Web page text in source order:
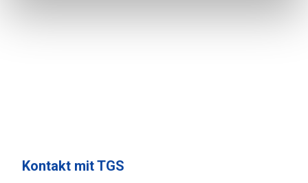
Kontakt mit TGS